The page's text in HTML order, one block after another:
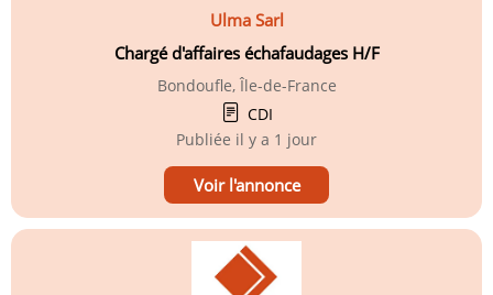
Ulma Sarl
Chargé d'affaires échafaudages H/F
Bondoufle, Île-de-France
CDI
Publiée il y a 1 jour
Voir l'annonce